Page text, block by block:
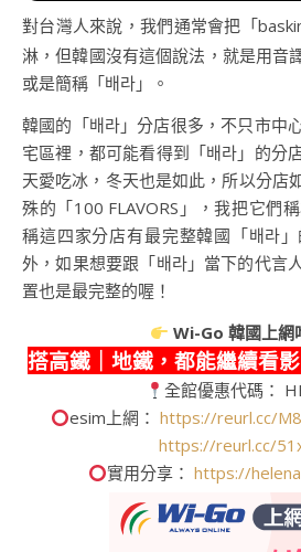
對台灣人來說，我們通常會把「baskin robbins」稱為31冰淇
淋，但韓國沒有這個說法，就是用音
或是簡稱「배라」。
韓國的「배라」分店很多，不只市中
宅區裡，都可能看得到「배라」的分
天愛吃冰，冬天也是如此，所以分店
殊的「100 FLAVORS」，我把它們
稱這四家分店有最完整韓國「배라
外，如果想要跟「배라」當下的代言
置也是最完整的喔！
Wi-Go韓國上網
搭高鐵｜地鐵，都能繼續看
全館優惠代碼：
esim上網： https://reurl.cc/
https://reurl.cc/
實用分享： https://